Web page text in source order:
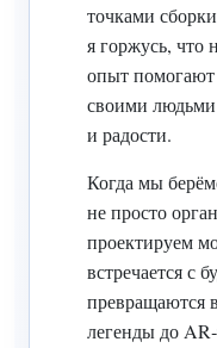
точками
я горжусь, что
опыт помогают
своими людьми
и радости.
Когда мы
не просто
проектируем
встречается с
превращаются
легенды до